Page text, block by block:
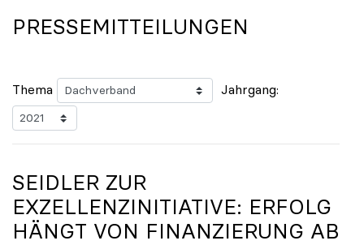
PRESSEMITTEILUNGEN
Thema Jahrgang:
SEIDLER ZUR
EXZELLENZINITIATIVE: ERFOLG
HÄNGT VON FINANZIERUNG AB